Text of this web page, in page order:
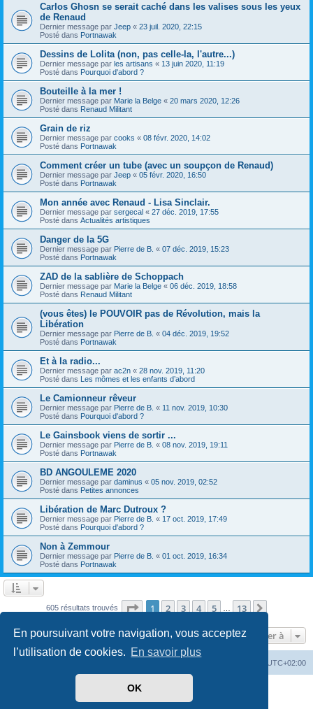
En poursuivant votre navigation, vous acceptez
l’utilisation de cookies. En savoir plus
OK
Carlos Ghosn se serait caché dans les valises sous les yeux
de Renaud
Dernier message par Jeep « 23 juil. 2020, 22:15
Posté dans Portnawak
Dessins de Lolita (non, pas celle-la, l'autre...)
Dernier message par les artisans « 13 juin 2020, 11:19
Posté dans Pourquoi d'abord ?
Bouteille à la mer !
Dernier message par Marie la Belge « 20 mars 2020, 12:26
Posté dans Renaud Militant
Grain de riz
Dernier message par cooks « 08 févr. 2020, 14:02
Posté dans Portnawak
Comment créer un tube (avec un soupçon de Renaud)
Dernier message par Jeep « 05 févr. 2020, 16:50
Posté dans Portnawak
Mon année avec Renaud - Lisa Sinclair.
Dernier message par sergecal « 27 déc. 2019, 17:55
Posté dans Actualités artistiques
Danger de la 5G
Dernier message par Pierre de B. « 07 déc. 2019, 15:23
Posté dans Portnawak
ZAD de la sablière de Schoppach
Dernier message par Marie la Belge « 06 déc. 2019, 18:58
Posté dans Renaud Militant
(vous êtes) le POUVOIR pas de Révolution, mais la
Libération
Dernier message par Pierre de B. « 04 déc. 2019, 19:52
Posté dans Portnawak
Et à la radio...
Dernier message par ac2n « 28 nov. 2019, 11:20
Posté dans Les mômes et les enfants d’abord
Le Camionneur rêveur
Dernier message par Pierre de B. « 11 nov. 2019, 10:30
Posté dans Pourquoi d'abord ?
Le Gainsbook viens de sortir ...
Dernier message par Pierre de B. « 08 nov. 2019, 19:11
Posté dans Portnawak
BD ANGOULEME 2020
Dernier message par daminus « 05 nov. 2019, 02:52
Posté dans Petites annonces
Libération de Marc Dutroux ?
Dernier message par Pierre de B. « 17 oct. 2019, 17:49
Posté dans Pourquoi d'abord ?
Non à Zemmour
Dernier message par Pierre de B. « 01 oct. 2019, 16:34
Posté dans Portnawak
605 résultats trouvés Page 1sur13
1 2 3 4 5 13
Aller à
UTC+02:00
phpBB ® Forum Software © phpBB Limited
phpBB-fr.com